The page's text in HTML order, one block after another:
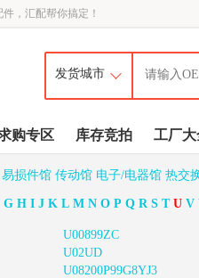
，汇配帮你搞定！
购专区 库存竞拍 工厂大
易损件馆 传动馆 电子/电器馆 热交
G H I J K L M N O P Q R S T U V
U00899ZC
U02UD
U08200P99G8YJ3